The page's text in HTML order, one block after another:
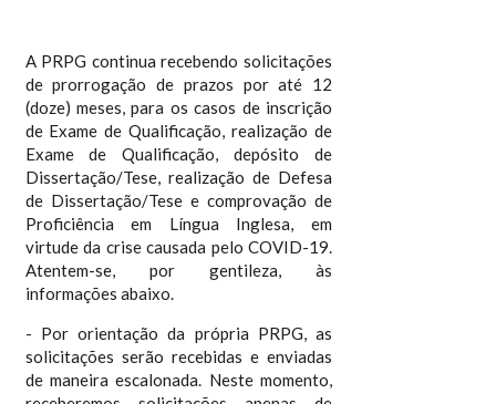
A PRPG continua recebendo solicitações
de prorrogação de prazos por até 12
(doze) meses, para os casos de inscrição
de Exame de Qualificação, realização de
Exame de Qualificação, depósito de
Dissertação/Tese, realização de Defesa
de Dissertação/Tese e comprovação de
Proficiência em Língua Inglesa, em
virtude da crise causada pelo COVID-19.
Atentem-se, por gentileza, às
informações abaixo.
- Por orientação da própria PRPG, as
solicitações serão recebidas e enviadas
de maneira escalonada. Neste momento,